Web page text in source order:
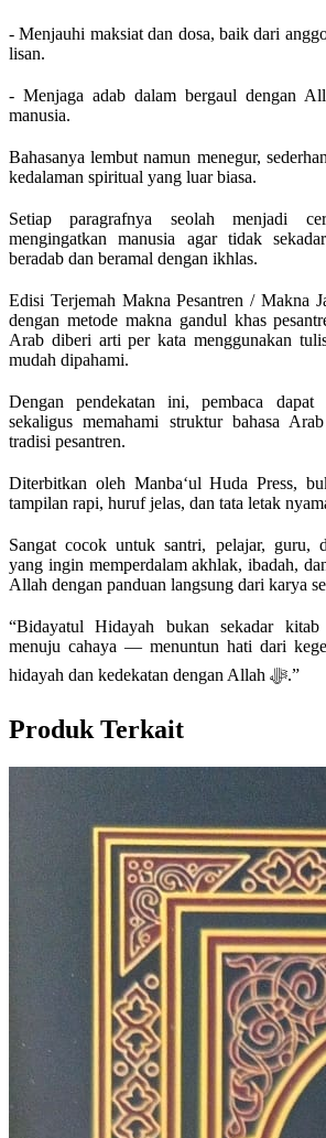
- Menjauhi maksiat dan dosa, baik dari
lisan.
- Menjaga adab dalam bergaul dengan
manusia.
Bahasanya lembut namun menegur,
kedalaman spiritual yang luar biasa.
Setiap paragrafnya seolah menjadi
mengingatkan manusia agar tidak
beradab dan beramal dengan ikhlas.
Edisi Terjemah Makna Pesantren / Makna
dengan metode makna gandul khas
Arab diberi arti per kata menggunakan
mudah dipahami.
Dengan pendekatan ini, pembaca
sekaligus memahami struktur bahasa
tradisi pesantren.
Diterbitkan oleh Manba‘ul Huda Press,
tampilan rapi, huruf jelas, dan tata letak
Sangat cocok untuk santri, pelajar, guru,
yang ingin memperdalam akhlak, ibadah,
Allah dengan panduan langsung dari karya
“Bidayatul Hidayah bukan sekadar
menuju cahaya — menuntun hati dari
hidayah dan kedekatan dengan Allah ﷻ.”
Produk Terkait